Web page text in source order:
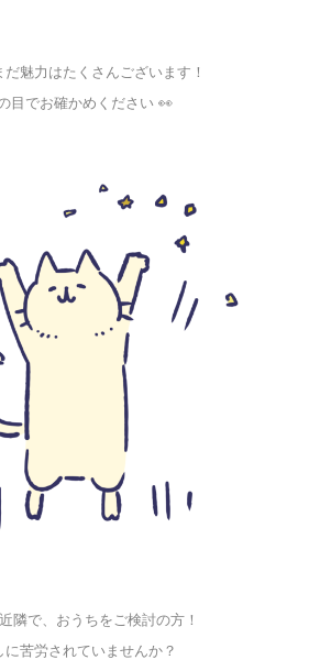
だ魅力はたくさんございます！
目でお確かめください 👀
隣で、おうちをご検討の方！
に苦労されていませんか？